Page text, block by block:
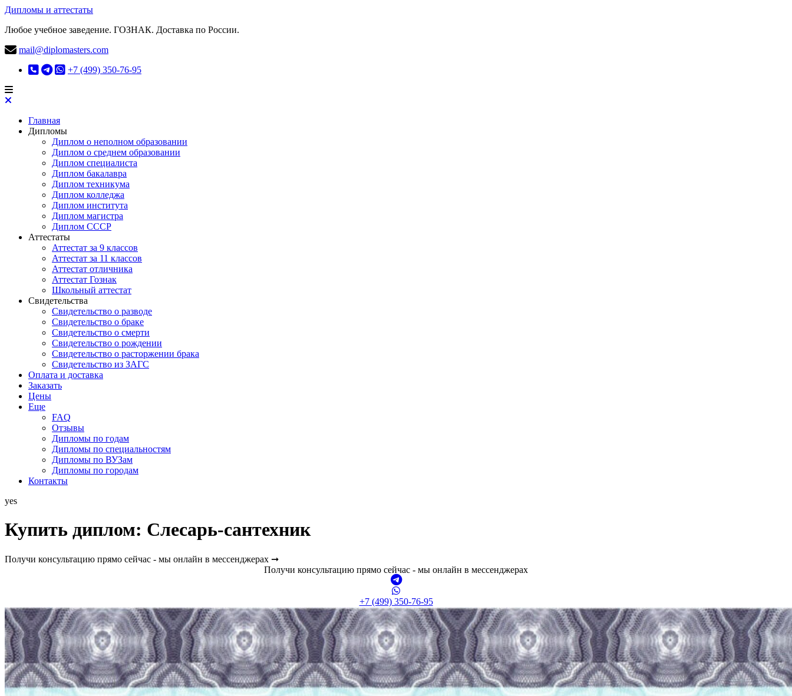
Дипломы и аттестаты
Любое учебное заведение. ГОЗНАК. Доставка по России.
mail@diplomasters.com
+7 (499) 350-76-95
Главная
Дипломы
Диплом о неполном образовании
Диплом о среднем образовании
Диплом специалиста
Диплом бакалавра
Диплом техникума
Диплом колледжа
Диплом института
Диплом магистра
Диплом СССР
Аттестаты
Аттестат за 9 классов
Аттестат за 11 классов
Аттестат отличника
Аттестат Гознак
Школьный аттестат
Свидетельства
Свидетельство о разводе
Свидетельство о браке
Свидетельство о смерти
Свидетельство о рождении
Свидетельство о расторжении брака
Свидетельство из ЗАГС
Оплата и доставка
Заказать
Цены
Еще
FAQ
Отзывы
Дипломы по годам
Дипломы по специальностям
Дипломы по ВУЗам
Дипломы по городам
Контакты
yes
Купить диплом: Слесарь-сантехник
Получи консультацию прямо сейчас - мы онлайн в мессенджерах ➞
Получи консультацию прямо сейчас - мы онлайн в мессенджерах
+7 (499) 350-76-95